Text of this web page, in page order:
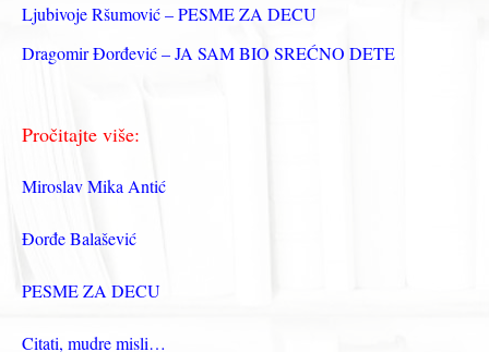
Ljubivoje Ršumović – PESME ZA DECU
Dragomir Đorđević – JA SAM BIO SREĆNO DETE
Pročitajte više:
Miroslav Mika Antić
Đorđe Balašević
PESME ZA DECU
Citati, mudre misli…